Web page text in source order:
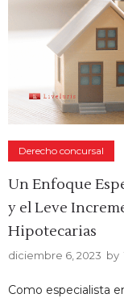
Derecho concursal
Un Enfoque
y el Leve
Hipotecarias
diciembre 6, 2023 by
Como especialista